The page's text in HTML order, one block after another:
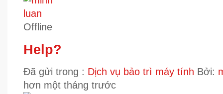
Offline
Help?
Đã gửi trong : Dịch vụ bảo trì máy tính Bởi:
hơn một tháng trước